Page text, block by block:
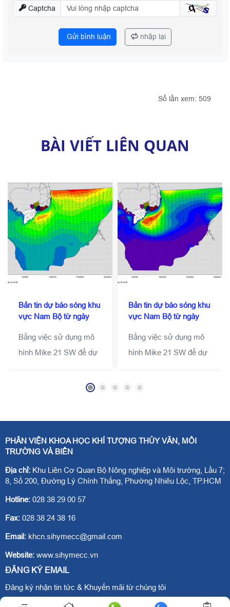
Captcha
Gửi bình luận nhập lại
Số lần xem: 509
BÀI VIẾT LIÊN QUAN
Bản tin dự báo sóng khu
vực Nam Bộ từ ngày
17-10-2019
Bằng việc sử dụng mô
hình Mike 21 SW để dự
biển Nam bộ. Độ cao
của sóng, vì những
nguy hiểm đối với tàu
Bản tin dự báo sóng khu
vực Nam Bộ từ ngày
15-10-2019
Bằng việc sử dụng mô
hình Mike 21 SW để dự
biển Nam bộ. Độ cao
của sóng, vì những
nguy hiểm đối với tàu
PHÂN VIỆN KHOA HỌC KHÍ TƯỢNG THỦY VĂN, MÔI
TRƯỜNG VÀ BIỂN
Địa chỉ: Khu Liên Cơ Quan Bộ Nông nghiệp và Môi trường, Lầu 7;
8, Số 200, Đường Lý Chính Thắng, Phường Nhiêu Lộc, TP.HCM
Hotline: 028 38 29 00 57
Fax: 028 38 24 38 16
Email: khcn.sihymecc@gmail.com
Website: www.sihymecc.vn
ĐĂNG KÝ EMAIL
Đăng ký nhận tin tức & Khuyến mãi từ chúng tôi